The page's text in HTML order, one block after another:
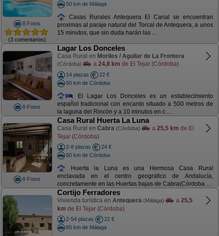
8 Fotos
(3 comentarios)
50 km de Málaga
Casas Rurales Antequera El Canal se encuentran
proximas al paraje natural del Torcal de Antequera, a unos
15 minutos, que sin duda harán las ...
8 Fotos
Lagar Los Donceles
Casa Rural en Moriles / Aguilar de La Frontera
(Córdoba) a 24,8 km de El Tejar (Córdoba)
14 plazas
22 €
60 km de Córdoba
El Lagar Los Donceles es un establecimiento
español tradicional con encanto situado a 500 metros de
la laguna del Rincón y a 10 minutos en c ...
8 Fotos
Casa Rural Huerta La Luna
Casa Rural en Cabra (Córdoba) a 25,5 km de El
Tejar (Córdoba)
2-8 plazas
24 €
60 km de Córdoba
Huerta la Luna es una Hermosa Casa Rural
enclavada en el centro geográfico de Andalucía,
concretamente en las Huertas bajas de Cabra(Córdoba ...
Cortijo Ferradores
Vivienda turística en Antequera (Málaga) a 25,5
km de El Tejar (Córdoba)
2-54 plazas
22 €
65 km de Málaga